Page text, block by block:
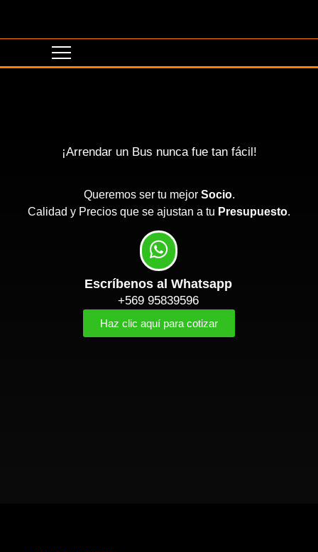
¡Arrendar un Bus nunca fue tan fácil!
Queremos ser tu mejor Socio.
Calidad y Precios que se ajustan a tu Presupuesto.
Escríbenos al Whatsapp
+569 95839596
Haz clic aquí para cotizar